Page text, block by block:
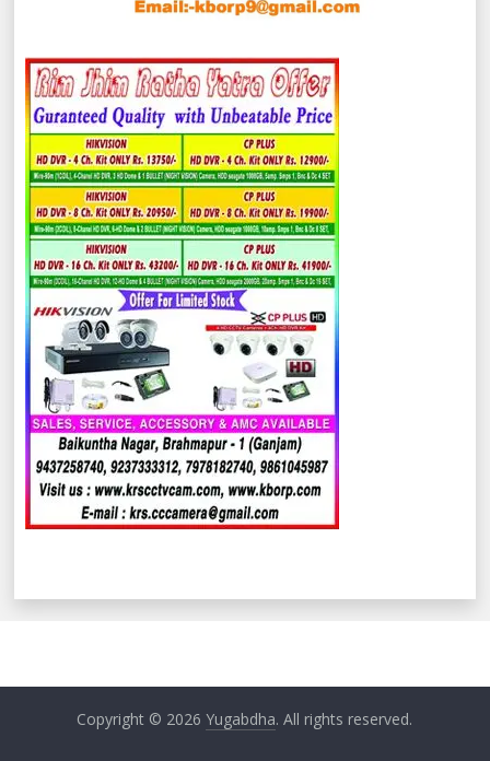
Copyright © 2026Yugabdha. All rights reserved.